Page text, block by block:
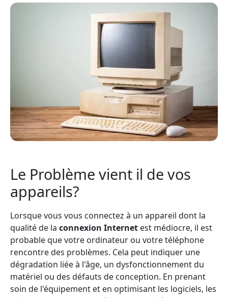
Le Problème vient il de vos
appareils?
Lorsque vous vous connectez à un appareil dont la
qualité de la connexion Internet est médiocre, il est
probable que votre ordinateur ou votre téléphone
rencontre des problèmes. Cela peut indiquer une
dégradation liée à l'âge, un dysfonctionnement du
matériel ou des défauts de conception. En prenant
soin de l'équipement et en optimisant les logiciels, les